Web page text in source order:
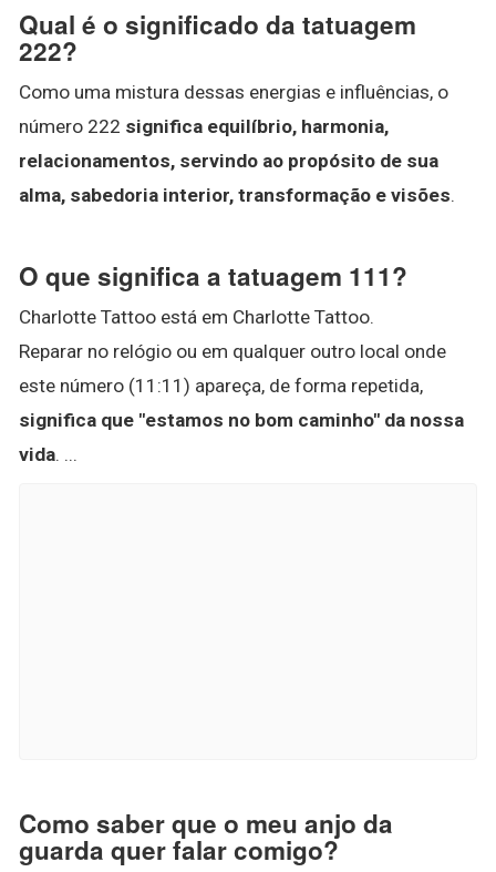
Qual é o significado da tatuagem
222?
Como uma mistura dessas energias e influências, o
número 222 significa equilíbrio, harmonia,
relacionamentos, servindo ao propósito de sua
alma, sabedoria interior, transformação e visões.
O que significa a tatuagem 111?
Charlotte Tattoo está em Charlotte Tattoo.
Reparar no relógio ou em qualquer outro local onde
este número (11:11) apareça, de forma repetida,
significa que "estamos no bom caminho" da nossa
vida. ...
Como saber que o meu anjo da
guarda quer falar comigo?